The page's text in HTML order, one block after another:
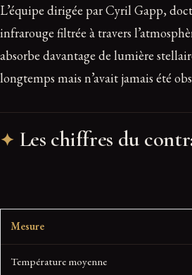
L’équipe dirigée par Cyril Gapp,
infrarouge filtrée à travers
absorbe davantage de lumière
longtemps mais n’avait jamais été
Les chiffres du
Mesure
Température moyenne